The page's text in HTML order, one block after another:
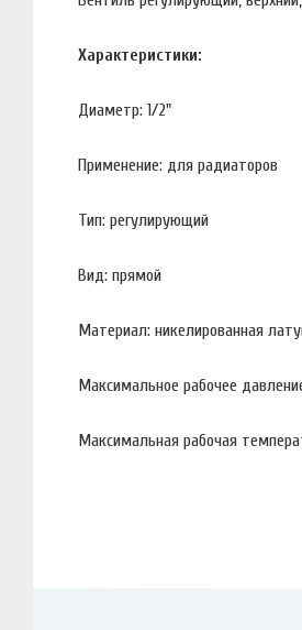
Характеристики:
Диаметр: 1/2"
Применение: для радиаторов
Тип: регулирующий
Вид: прямой
Материал: никелированная
Максимальное рабочее
Максимальная рабочая